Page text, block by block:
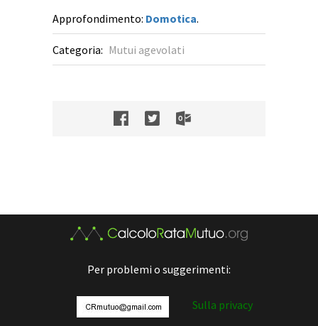
Approfondimento: Domotica.
Categoria: Mutui agevolati
Per problemi o suggerimenti:
Sulla privacy